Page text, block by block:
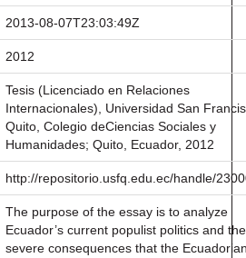
2013-08-07T23:03:49Z
2012
Tesis (Licenciado en Relaciones
Internacionales), Universidad San
Quito, Colegio deCiencias Sociales y
Humanidades; Quito, Ecuador, 2012
http://repositorio.usfq.edu.ec/handle/
The purpose of the essay is to analyze
Ecuador’s current populist politics and the
severe consequences that the